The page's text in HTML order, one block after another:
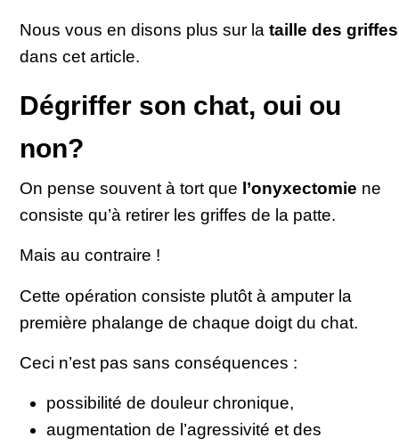
Nous vous en disons plus sur la taille des griffes
dans cet article.
Dégriffer son chat, oui ou
non?
On pense souvent à tort que l’onyxectomie ne
consiste qu’à retirer les griffes de la patte.
Mais au contraire !
Cette opération consiste plutôt à amputer la
première phalange de chaque doigt du chat.
Ceci n’est pas sans conséquences :
possibilité de douleur chronique,
augmentation de l’agressivité et des